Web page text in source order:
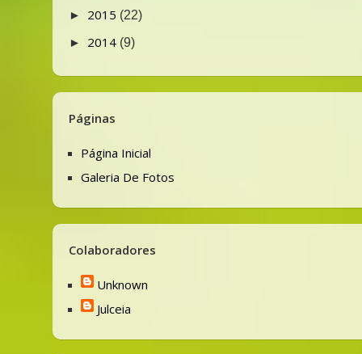
► 2015 (22)
► 2014 (9)
Páginas
Página Inicial
Galeria De Fotos
Colaboradores
Unknown
Julceia